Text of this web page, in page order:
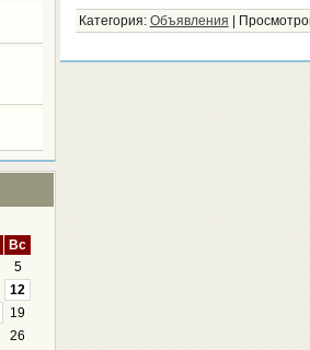
Вс
5
12
19
26
Категория: Объявления